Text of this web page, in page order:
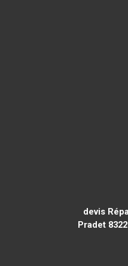
devis
Pradet